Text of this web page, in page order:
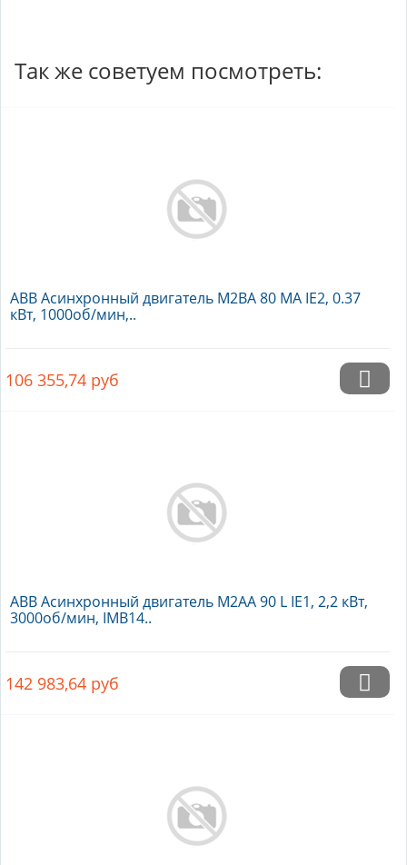
Так же советуем посмотреть:
ABB Асинхронный двигатель M2BA 80 MA IE2, 0.37
кВт, 1000об/мин,..
106 355,74 руб
ABB Асинхронный двигатель M2AA 90 L IE1, 2,2 кВт,
3000об/мин, IMB14..
142 983,64 руб